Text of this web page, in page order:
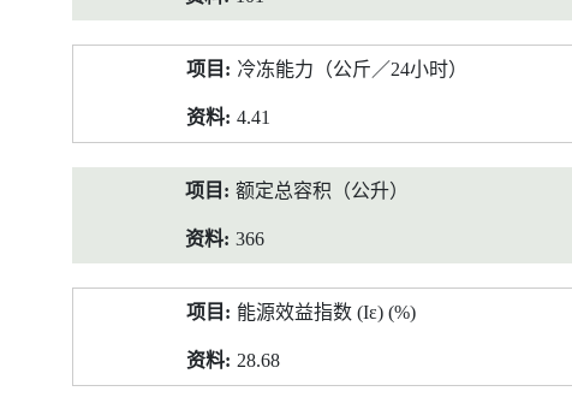
冷冻能力（公斤／24小时）
4.41
额定总容积（公升）
366
能源效益指数 (Iε) (%)
28.68